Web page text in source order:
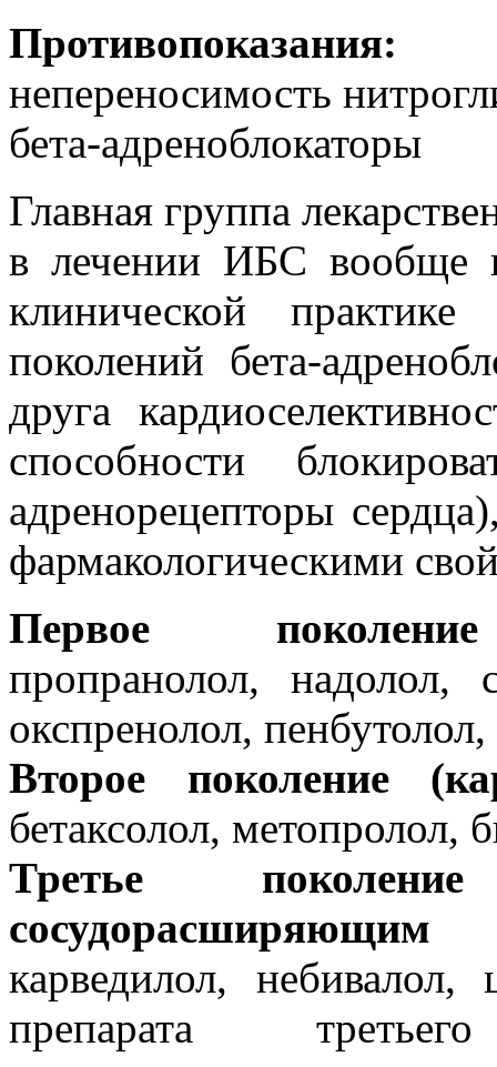
Противопоказания:
непереносимость
бета-адреноблокаторы
Главная группа
в лечении ИБС вообще
клинической
поколений бета-
друга
способности
адренорецепторы
фармакологическими
Первое поколение
пропранолол, надолол,
окспренолол,
Второе поколение
бетаксолол, метопролол,
Третье
сосудорасширяющим
карведилол,
препарата